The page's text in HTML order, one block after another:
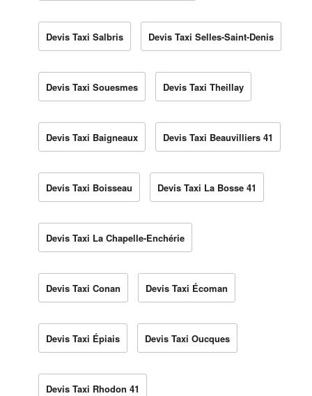
Devis Taxi Salbris Devis Taxi Selles-Saint-Denis
Devis Taxi Souesmes Devis Taxi Theillay
Devis Taxi Baigneaux Devis Taxi Beauvilliers 41
Devis Taxi Boisseau Devis Taxi La Bosse 41
Devis Taxi La Chapelle-Enchérie
Devis Taxi Conan Devis Taxi Écoman
Devis Taxi Épiais Devis Taxi Oucques
Devis Taxi Rhodon 41